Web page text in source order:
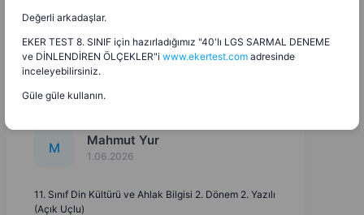
M Mahmut Yur
1.06.2026
11. Sınıf Din Kültürü ve Ahlak Bilgisi 2. Dönem 2. Yazılı
(Açık Uçlu)
Değerli arkadaşlar.
EKER TEST 8. SINIF için hazırladığımız "40'lı LGS SARMAL DENEME
ve DİNLENDİREN ÖLÇEKLER"i www.ekertest.com adresinde
inceleyebilirsiniz.
Güle güle kullanın.